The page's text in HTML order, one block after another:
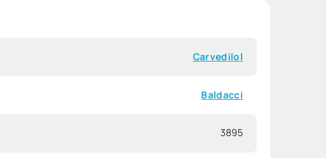
Carvedilol
Baldacci
3895